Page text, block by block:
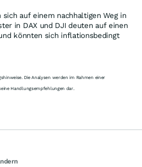
sich auf einem nachhaltigen Weg in
in DAX und DJI deuten auf einen
könnten sich inflationsbedingt
Die Analysen werden im Rahmen einer
Handlungsempfehlungen dar.